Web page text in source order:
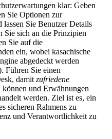
klar: Geben
Sie Optionen zur
Sie Benutzer Details
Sie sich an die Prinzipien
Sie auf die
ein, wobei kasachische
abgedeckt werden
Führen Sie einen
damit zufriedene
und Erwähnungen
werden. Ziel ist es, ein
sicheren Rahmens zu
und Verantwortlichkeit zu